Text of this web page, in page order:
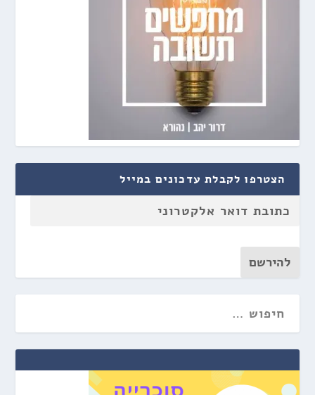
הצטרפו לקבלת עדכונים במייל
להירשם